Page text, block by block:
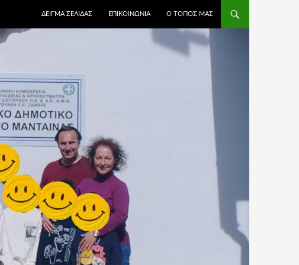
ΔΕΊΓΜΑ ΣΕΛΊΔΑΣ ΕΠΙΚΟΙΝΩΝΙΑ Ο ΤΟΠΟΣ ΜΑΣ